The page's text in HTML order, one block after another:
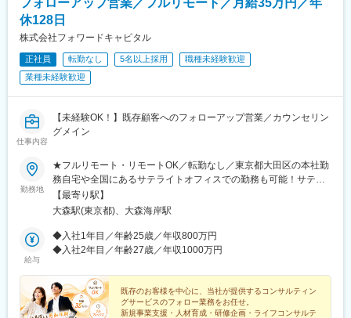
フォローアップ営業／フルリモート／月給35万円／年
休128日
株式会社フォワードキャピタル
正社員 転勤なし 5名以上採用
職種未経験歓迎
業種未経験歓迎
仕事内容
【未経験OK！】既存顧客へのフォローアップ営業／カウンセリン
グメイン
勤務地
★フルリモート・リモートOK／転勤なし／東京都大田区の本社勤
務自宅や全国にあるサテライトオフィスでの勤務も可能！サテラ
イトオフィスは駅から徒歩5分ほどの立地で好アクセス！好きな場
所を選んで、自由にテレワークもできます。居住はどこでもOK！
【最寄り駅】
大森駅(東京都)、大森海岸駅
給与
◆入社1年目／年齢25歳／年収800万円
◆入社2年目／年齢27歳／年収1000万円
既存のお客様を中心に、当社が提供するコンサルティン
グサービスのフォロー業務をお任せ。
新規事業支援・人材育成・研修企画・ライフコンサルテ